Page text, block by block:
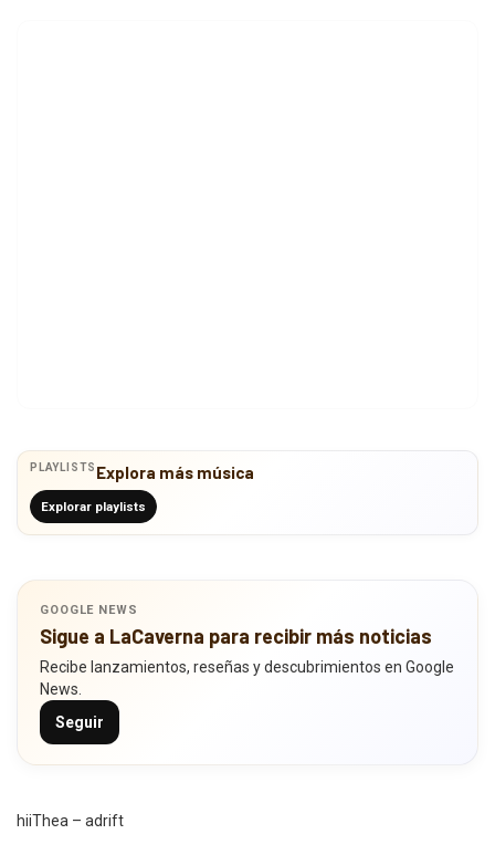
PLAYLISTS Explora más música
Explorar playlists
GOOGLE NEWS
Sigue a LaCaverna para recibir más noticias
Recibe lanzamientos, reseñas y descubrimientos en Google
News.
Seguir
hiiThea – adrift